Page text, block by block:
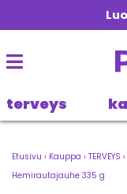
terveys
Etusivu › Kauppa › TERVEYS ›
Hemirautajauhe 335 g